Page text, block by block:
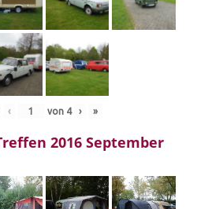
‹ von 4 › »
2016 September